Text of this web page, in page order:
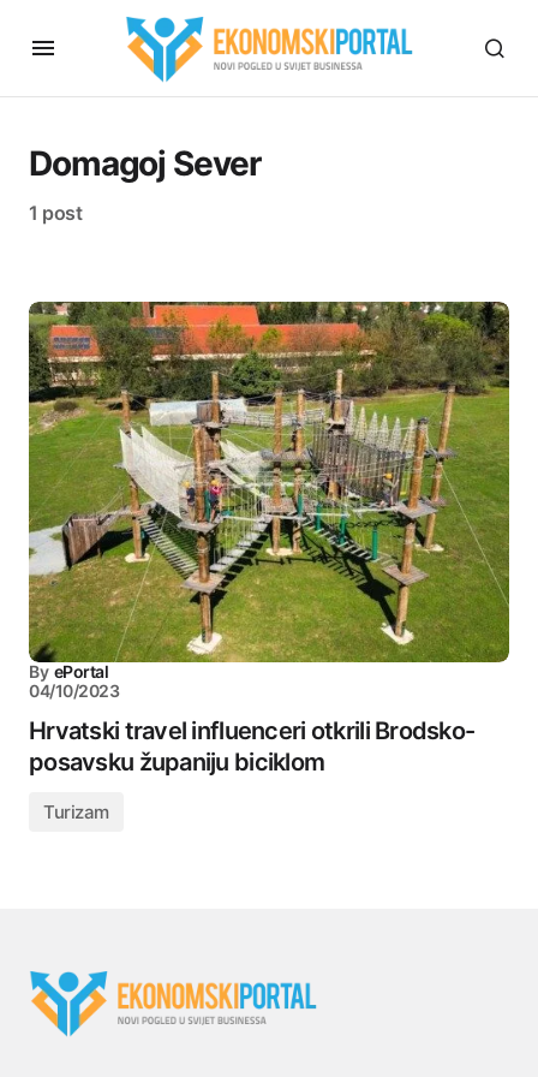
Domagoj Sever
1 post
By ePortal
04/10/2023
Hrvatski travel influenceri otkrili Brodsko-
posavsku županiju biciklom
Turizam